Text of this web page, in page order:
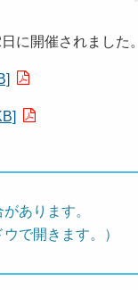
に開催されました。
あります。
ウで開きます。）